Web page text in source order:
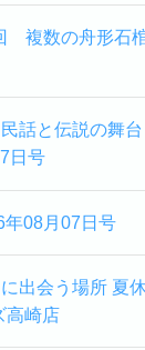
複数の舟形石
話と伝説の舞台
日号
08月07日号
出会う場所 夏
高崎店